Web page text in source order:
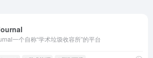
一个自称“学术垃圾收容所”的平台